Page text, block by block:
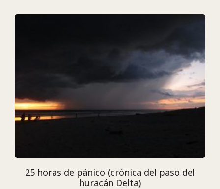
25 horas de pánico (crónica del paso del
huracán Delta)